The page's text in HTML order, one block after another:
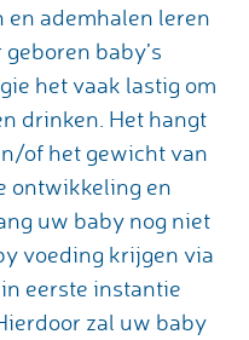
en ademhalen leren
baby’s
het vaak lastig om
drinken. Het hangt
of het gewicht van
ontwikkeling en
uw baby nog niet
voeding krijgen via
eerste instantie
zal uw baby